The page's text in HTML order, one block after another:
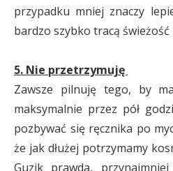
przypadku mniej znaczy
bardzo szybko tracą świeżość
5. Nie przetrzymuję
Zawsze pilnuję tego, by
maksymalnie przez pół
pozbywać się ręcznika po
że jak dłużej potrzymamy
Guzik prawda,